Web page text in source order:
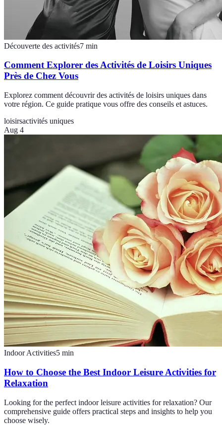
Découverte des activités7 min
Comment Explorer des Activités de Loisirs Uniques
Près de Chez Vous
Explorez comment découvrir des activités de loisirs uniques dans
votre région. Ce guide pratique vous offre des conseils et astuces.
loisirsactivités uniques
Aug 4
Indoor Activities5 min
How to Choose the Best Indoor Leisure Activities for
Relaxation
Looking for the perfect indoor leisure activities for relaxation? Our
comprehensive guide offers practical steps and insights to help you
choose wisely.